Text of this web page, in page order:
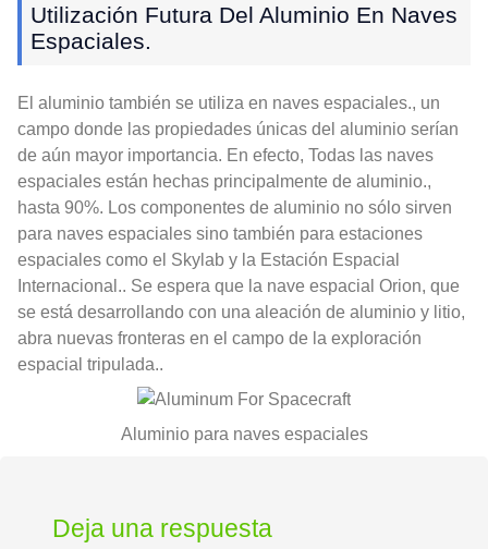
Utilización Futura Del Aluminio En Naves
Espaciales.
El aluminio también se utiliza en naves espaciales., un
campo donde las propiedades únicas del aluminio serían
de aún mayor importancia. En efecto, Todas las naves
espaciales están hechas principalmente de aluminio.,
hasta 90%. Los componentes de aluminio no sólo sirven
para naves espaciales sino también para estaciones
espaciales como el Skylab y la Estación Espacial
Internacional.. Se espera que la nave espacial Orion, que
se está desarrollando con una aleación de aluminio y litio,
abra nuevas fronteras en el campo de la exploración
espacial tripulada..
Aluminio para naves espaciales
Deja una respuesta